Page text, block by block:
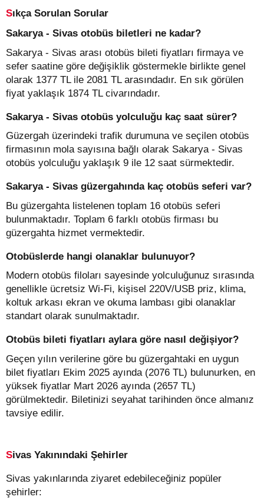
Sıkça Sorulan Sorular
Sakarya - Sivas otobüs biletleri ne kadar?
Sakarya - Sivas arası otobüs bileti fiyatları firmaya ve
sefer saatine göre değişiklik göstermekle birlikte genel
olarak 1377 TL ile 2081 TL arasındadır. En sık görülen
fiyat yaklaşık 1874 TL civarındadır.
Sakarya - Sivas otobüs yolculuğu kaç saat sürer?
Güzergah üzerindeki trafik durumuna ve seçilen otobüs
firmasının mola sayısına bağlı olarak Sakarya - Sivas
otobüs yolculuğu yaklaşık 9 ile 12 saat sürmektedir.
Sakarya - Sivas güzergahında kaç otobüs seferi var?
Bu güzergahta listelenen toplam 16 otobüs seferi
bulunmaktadır. Toplam 6 farklı otobüs firması bu
güzergahta hizmet vermektedir.
Otobüslerde hangi olanaklar bulunuyor?
Modern otobüs filoları sayesinde yolculuğunuz sırasında
genellikle ücretsiz Wi-Fi, kişisel 220V/USB priz, klima,
koltuk arkası ekran ve okuma lambası gibi olanaklar
standart olarak sunulmaktadır.
Otobüs bileti fiyatları aylara göre nasıl değişiyor?
Geçen yılın verilerine göre bu güzergahtaki en uygun
bilet fiyatları Ekim 2025 ayında (2076 TL) bulunurken, en
yüksek fiyatlar Mart 2026 ayında (2657 TL)
görülmektedir. Biletinizi seyahat tarihinden önce almanız
tavsiye edilir.
Sivas Yakınındaki Şehirler
Sivas yakınlarında ziyaret edebileceğiniz popüler
şehirler: